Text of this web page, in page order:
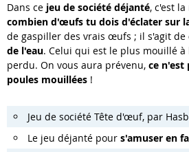
Dans ce jeu de société déjanté, c'est
combien d'œufs tu dois d'éclater sur
de gaspiller des vrais œufs ; il s'agit de
de l'eau. Celui qui est le plus mouillé
perdu. On vous aura prévenu, ce n'est
poules mouillées !
Jeu de société Tête d'œuf, par
Le jeu déjanté pour s'amuser en